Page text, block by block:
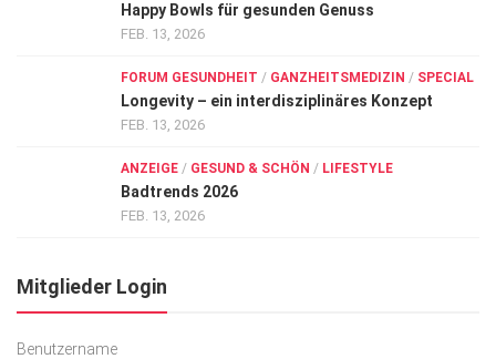
Happy Bowls für gesunden Genuss
FEB. 13, 2026
FORUM GESUNDHEIT / GANZHEITSMEDIZIN / SPECIAL
Longevity – ein interdisziplinäres Konzept
FEB. 13, 2026
ANZEIGE / GESUND & SCHÖN / LIFESTYLE
Badtrends 2026
FEB. 13, 2026
Mitglieder Login
Benutzername